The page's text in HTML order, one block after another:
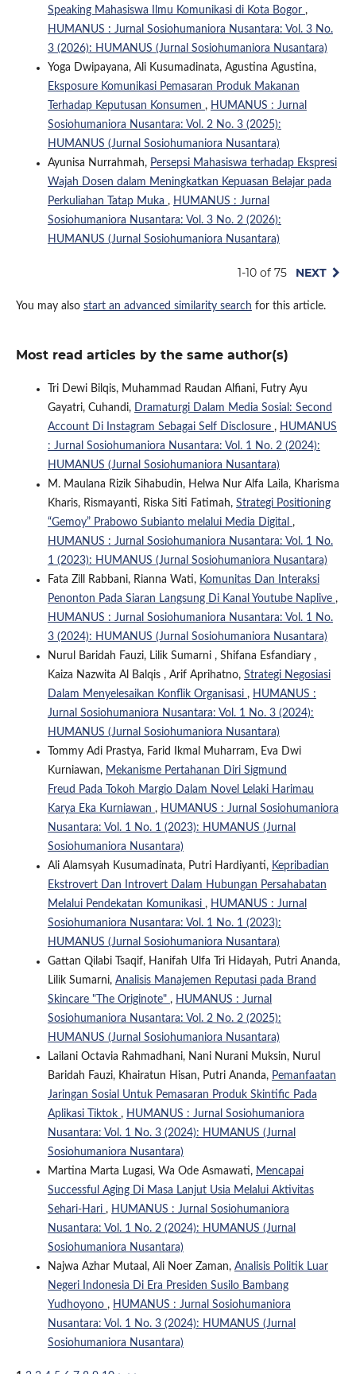
Speaking Mahasiswa Ilmu Komunikasi di Kota Bogor ,
HUMANUS : Jurnal Sosiohumaniora Nusantara: Vol. 3 No.
3 (2026): HUMANUS (Jurnal Sosiohumaniora Nusantara)
Yoga Dwipayana, Ali Kusumadinata, Agustina Agustina,
Eksposure Komunikasi Pemasaran Produk Makanan
Terhadap Keputusan Konsumen , HUMANUS : Jurnal
Sosiohumaniora Nusantara: Vol. 2 No. 3 (2025):
HUMANUS (Jurnal Sosiohumaniora Nusantara)
Ayunisa Nurrahmah, Persepsi Mahasiswa terhadap Ekspresi
Wajah Dosen dalam Meningkatkan Kepuasan Belajar pada
Perkuliahan Tatap Muka , HUMANUS : Jurnal
Sosiohumaniora Nusantara: Vol. 3 No. 2 (2026):
HUMANUS (Jurnal Sosiohumaniora Nusantara)
1-10 of 75 NEXT
You may also start an advanced similarity search for this article.
Most read articles by the same author(s)
Tri Dewi Bilqis, Muhammad Raudan Alfiani, Futry Ayu
Gayatri, Cuhandi, Dramaturgi Dalam Media Sosial: Second
Account Di Instagram Sebagai Self Disclosure , HUMANUS
: Jurnal Sosiohumaniora Nusantara: Vol. 1 No. 2 (2024):
HUMANUS (Jurnal Sosiohumaniora Nusantara)
M. Maulana Rizik Sihabudin, Helwa Nur Alfa Laila, Kharisma
Kharis, Rismayanti, Riska Siti Fatimah, Strategi Positioning
“Gemoy” Prabowo Subianto melalui Media Digital ,
HUMANUS : Jurnal Sosiohumaniora Nusantara: Vol. 1 No.
1 (2023): HUMANUS (Jurnal Sosiohumaniora Nusantara)
Fata Zill Rabbani, Rianna Wati, Komunitas Dan Interaksi
Penonton Pada Siaran Langsung Di Kanal Youtube Naplive ,
HUMANUS : Jurnal Sosiohumaniora Nusantara: Vol. 1 No.
3 (2024): HUMANUS (Jurnal Sosiohumaniora Nusantara)
Nurul Baridah Fauzi, Lilik Sumarni , Shifana Esfandiary ,
Kaiza Nazwita Al Balqis , Arif Aprihatno, Strategi Negosiasi
Dalam Menyelesaikan Konflik Organisasi , HUMANUS :
Jurnal Sosiohumaniora Nusantara: Vol. 1 No. 3 (2024):
HUMANUS (Jurnal Sosiohumaniora Nusantara)
Tommy Adi Prastya, Farid Ikmal Muharram, Eva Dwi
Kurniawan, Mekanisme Pertahanan Diri Sigmund
Freud Pada Tokoh Margio Dalam Novel Lelaki Harimau
Karya Eka Kurniawan , HUMANUS : Jurnal Sosiohumaniora
Nusantara: Vol. 1 No. 1 (2023): HUMANUS (Jurnal
Sosiohumaniora Nusantara)
Ali Alamsyah Kusumadinata, Putri Hardiyanti, Kepribadian
Ekstrovert Dan Introvert Dalam Hubungan Persahabatan
Melalui Pendekatan Komunikasi , HUMANUS : Jurnal
Sosiohumaniora Nusantara: Vol. 1 No. 1 (2023):
HUMANUS (Jurnal Sosiohumaniora Nusantara)
Gattan Qilabi Tsaqif, Hanifah Ulfa Tri Hidayah, Putri Ananda,
Lilik Sumarni, Analisis Manajemen Reputasi pada Brand
Skincare "The Originote" , HUMANUS : Jurnal
Sosiohumaniora Nusantara: Vol. 2 No. 2 (2025):
HUMANUS (Jurnal Sosiohumaniora Nusantara)
Lailani Octavia Rahmadhani, Nani Nurani Muksin, Nurul
Baridah Fauzi, Khairatun Hisan, Putri Ananda, Pemanfaatan
Jaringan Sosial Untuk Pemasaran Produk Skintific Pada
Aplikasi Tiktok , HUMANUS : Jurnal Sosiohumaniora
Nusantara: Vol. 1 No. 3 (2024): HUMANUS (Jurnal
Sosiohumaniora Nusantara)
Martina Marta Lugasi, Wa Ode Asmawati, Mencapai
Successful Aging Di Masa Lanjut Usia Melalui Aktivitas
Sehari-Hari , HUMANUS : Jurnal Sosiohumaniora
Nusantara: Vol. 1 No. 2 (2024): HUMANUS (Jurnal
Sosiohumaniora Nusantara)
Najwa Azhar Mutaal, Ali Noer Zaman, Analisis Politik Luar
Negeri Indonesia Di Era Presiden Susilo Bambang
Yudhoyono , HUMANUS : Jurnal Sosiohumaniora
Nusantara: Vol. 1 No. 3 (2024): HUMANUS (Jurnal
Sosiohumaniora Nusantara)